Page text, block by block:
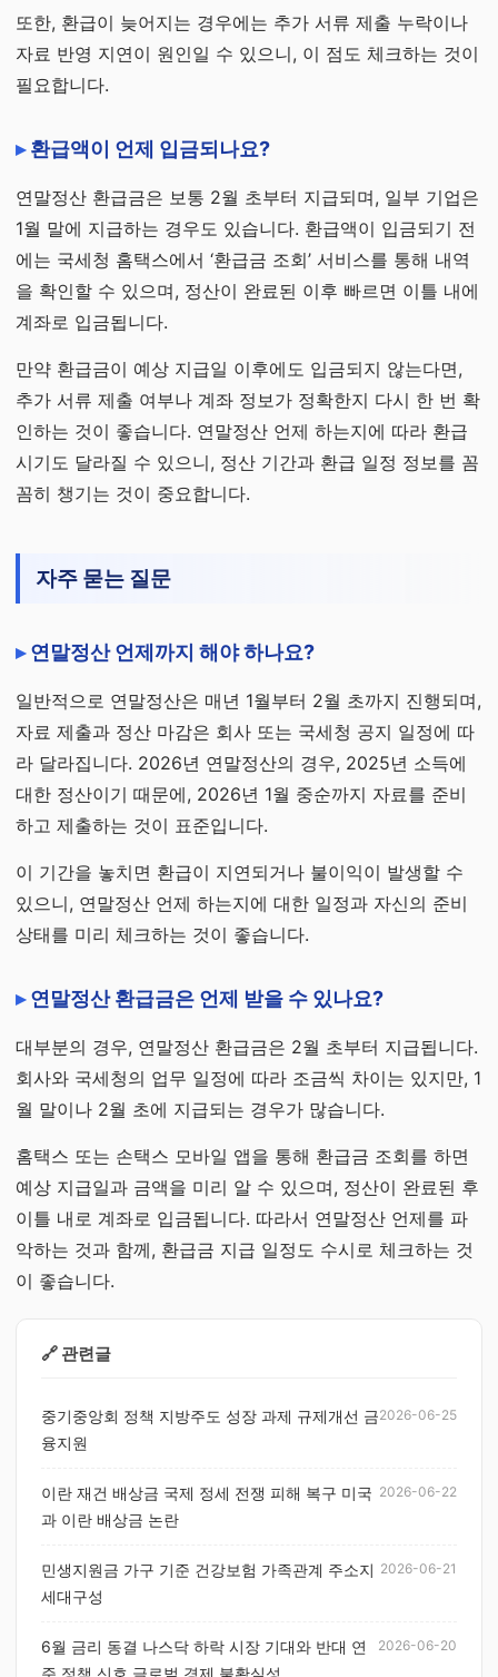
또한, 환급이 늦어지는 경우에는 추가 서류 제출 누락이나
자료 반영 지연이 원인일 수 있으니, 이 점도 체크하는 것이
필요합니다.
환급액이 언제 입금되나요?
연말정산 환급금은 보통 2월 초부터 지급되며, 일부 기업은
1월 말에 지급하는 경우도 있습니다. 환급액이 입금되기 전
에는 국세청 홈택스에서 ‘환급금 조회’ 서비스를 통해 내역
을 확인할 수 있으며, 정산이 완료된 이후 빠르면 이틀 내에
계좌로 입금됩니다.
만약 환급금이 예상 지급일 이후에도 입금되지 않는다면,
추가 서류 제출 여부나 계좌 정보가 정확한지 다시 한 번 확
인하는 것이 좋습니다. 연말정산 언제 하는지에 따라 환급
시기도 달라질 수 있으니, 정산 기간과 환급 일정 정보를 꼼
꼼히 챙기는 것이 중요합니다.
자주 묻는 질문
연말정산 언제까지 해야 하나요?
일반적으로 연말정산은 매년 1월부터 2월 초까지 진행되며,
자료 제출과 정산 마감은 회사 또는 국세청 공지 일정에 따
라 달라집니다. 2026년 연말정산의 경우, 2025년 소득에
대한 정산이기 때문에, 2026년 1월 중순까지 자료를 준비
하고 제출하는 것이 표준입니다.
이 기간을 놓치면 환급이 지연되거나 불이익이 발생할 수
있으니, 연말정산 언제 하는지에 대한 일정과 자신의 준비
상태를 미리 체크하는 것이 좋습니다.
연말정산 환급금은 언제 받을 수 있나요?
대부분의 경우, 연말정산 환급금은 2월 초부터 지급됩니다.
회사와 국세청의 업무 일정에 따라 조금씩 차이는 있지만, 1
월 말이나 2월 초에 지급되는 경우가 많습니다.
홈택스 또는 손택스 모바일 앱을 통해 환급금 조회를 하면
예상 지급일과 금액을 미리 알 수 있으며, 정산이 완료된 후
이틀 내로 계좌로 입금됩니다. 따라서 연말정산 언제를 파
악하는 것과 함께, 환급금 지급 일정도 수시로 체크하는 것
이 좋습니다.
🔗 관련글
중기중앙회 정책 지방주도 성장 과제 규제개선 금
융지원
2026-06-25
이란 재건 배상금 국제 정세 전쟁 피해 복구 미국
과 이란 배상금 논란
2026-06-22
민생지원금 가구 기준 건강보험 가족관계 주소지
세대구성
2026-06-21
6월 금리 동결 나스닥 하락 시장 기대와 반대 연
준 정책 신호 글로벌 경제 불확실성
2026-06-20